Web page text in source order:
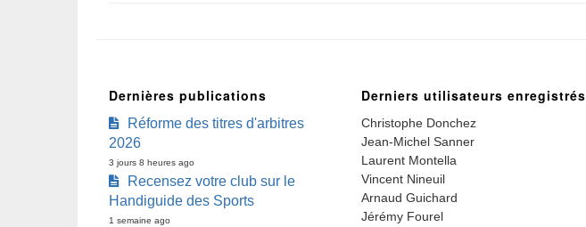
Dernières publications
Réforme des titres d'arbitres
2026
3 jours 8 heures ago
Recensez votre club sur le
Handiguide des Sports
1 semaine ago
Derniers utilisateurs enregistrés
Christophe Donchez
Jean-Michel Sanner
Laurent Montella
Vincent Nineuil
Arnaud Guichard
Jérémy Fourel